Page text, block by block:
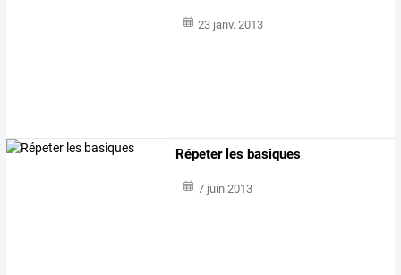
23 janv. 2013
Répeter les basiques
7 juin 2013